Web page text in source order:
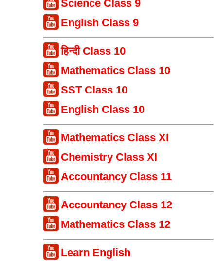
Science Class 9
English Class 9
हिन्दी Class 10
Mathematics Class 10
SST Class 10
English Class 10
Mathematics Class XI
Chemistry Class XI
Accountancy Class 11
Accountancy Class 12
Mathematics Class 12
Learn English